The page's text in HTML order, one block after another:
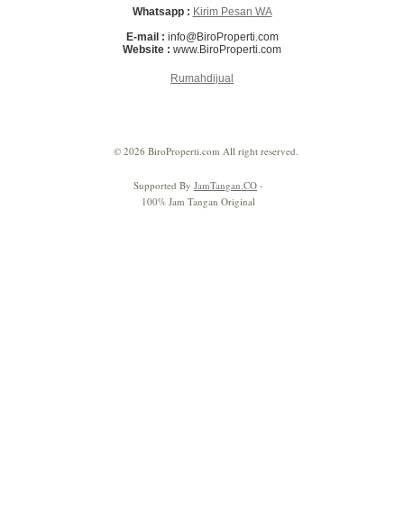
Whatsapp : Kirim Pesan WA
E-mail : info@BiroProperti.com
Website : www.BiroProperti.com
Rumahdijual
© 2026 BiroProperti.com All right reserved.
Supported By JamTangan.CO -
100% Jam Tangan Original